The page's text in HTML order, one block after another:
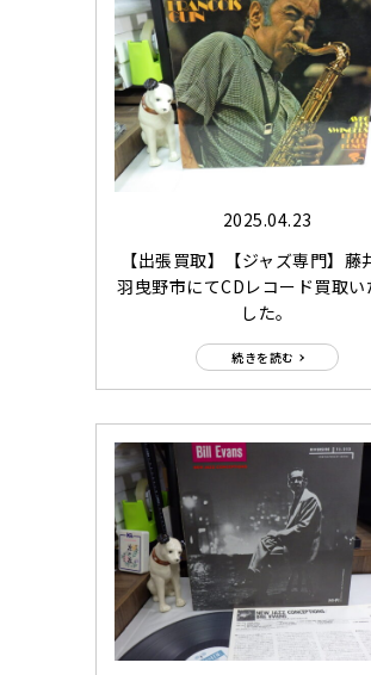
2025.04.23
【出張買取】【ジャズ専門】藤
羽曳野市にてCDレコード買取い
した。
続きを読む